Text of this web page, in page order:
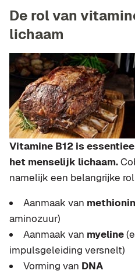
De rol van
lichaam
Vitamine B12 is
het menselijk lichaam.
namelijk een belangrijke
Aanmaak van
aminozuur)
Aanmaak van myeline
impulsgeleiding versnelt)
Vorming van DNA